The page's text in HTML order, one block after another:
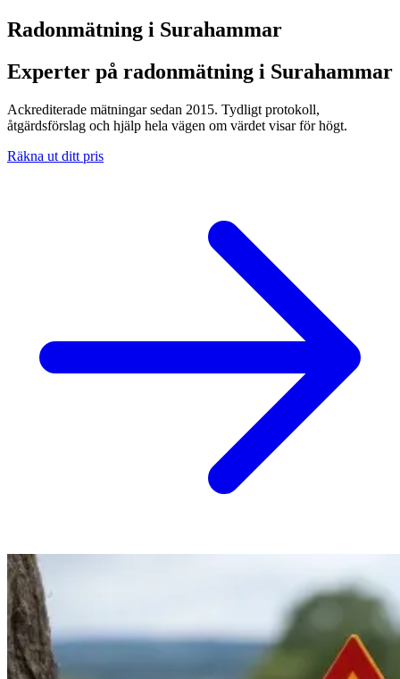
Radonmätning i Surahammar
Experter på radonmätning i Surahammar
Ackrediterade mätningar sedan 2015. Tydligt protokoll,
åtgärdsförslag och hjälp hela vägen om värdet visar för högt.
Räkna ut ditt pris